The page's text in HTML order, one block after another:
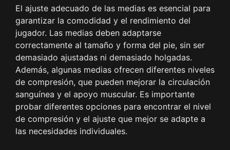
El ajuste adecuado de las medias es esencial para
garantizar la comodidad y el rendimiento del
jugador. Las medias deben adaptarse
correctamente al tamaño y forma del pie, sin ser
demasiado ajustadas ni demasiado holgadas.
Además, algunas medias ofrecen diferentes niveles
de compresión, que pueden mejorar la circulación
sanguínea y el apoyo muscular. Es importante
probar diferentes opciones para encontrar el nivel
de compresión y el ajuste que mejor se adapte a
las necesidades individuales.